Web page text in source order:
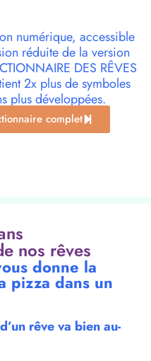
numérique, accessible
réduite de la version
DES RÊVES
2x plus de symboles
plus développées.
complet
nos rêves
donne la
pizza dans un
rêve va bien au-